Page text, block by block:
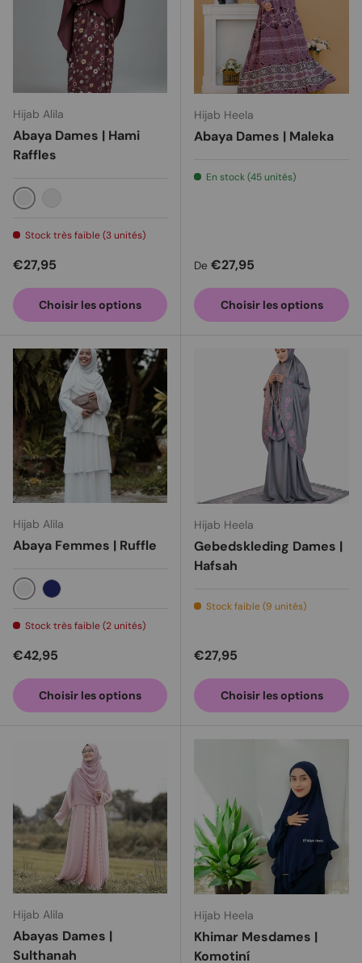
Hijab Alila
Abaya Dames | Hami
Raffles
Bordeaux
Stock très faible (3 unités)
Prix habituel
€27,95
Choisir les options
Hijab Heela
Abaya Dames | Maleka
En stock (45 unités)
Prix habituel
De €27,95
Choisir les options
Hijab Alila
Abaya Femmes | Ruffle
Blanc
Stock très faible (2 unités)
Prix habituel
€42,95
Choisir les options
Hijab Heela
Gebedskleding Dames |
Hafsah
Stock faible (9 unités)
Prix habituel
€27,95
Choisir les options
Hijab Alila
Abayas Dames |
Sulthanah
Hijab Heela
Khimar Mesdames |
Komotiní